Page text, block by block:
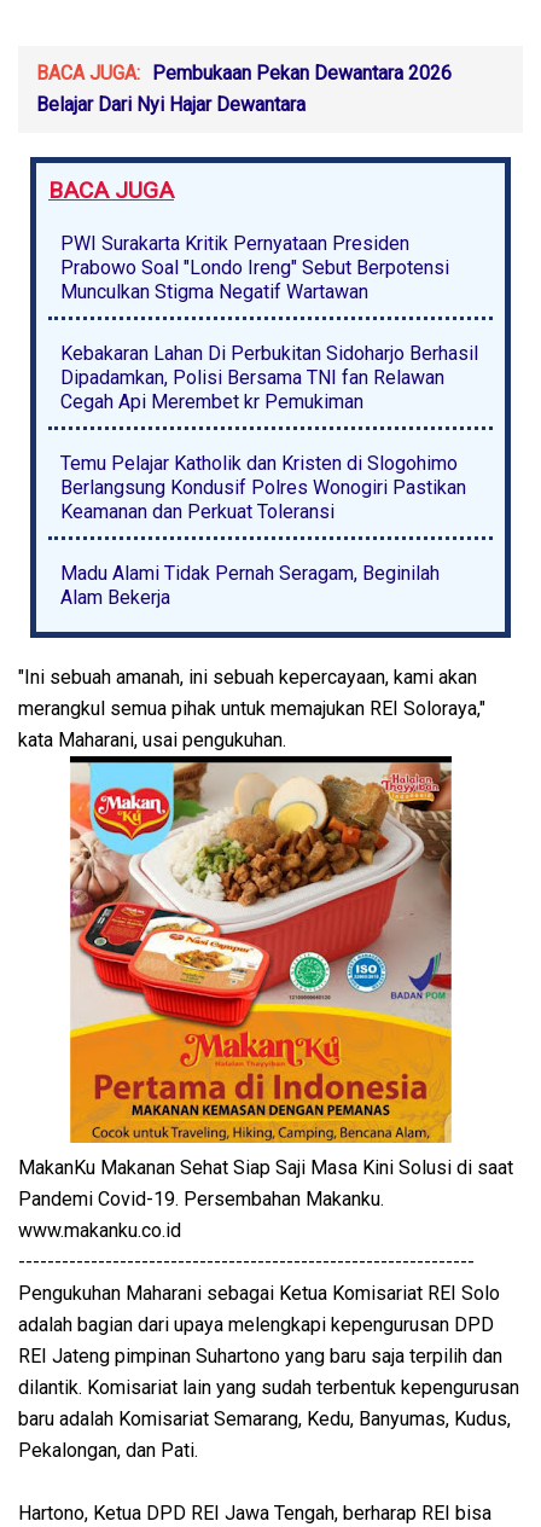
BACA JUGA:
Pembukaan Pekan Dewantara 2026
Belajar Dari Nyi Hajar Dewantara
BACA JUGA
PWI Surakarta Kritik Pernyataan Presiden
Prabowo Soal "Londo Ireng" Sebut Berpotensi
Munculkan Stigma Negatif Wartawan
Kebakaran Lahan Di Perbukitan Sidoharjo Berhasil
Dipadamkan, Polisi Bersama TNI fan Relawan
Cegah Api Merembet kr Pemukiman
Temu Pelajar Katholik dan Kristen di Slogohimo
Berlangsung Kondusif Polres Wonogiri Pastikan
Keamanan dan Perkuat Toleransi
Madu Alami Tidak Pernah Seragam, Beginilah
Alam Bekerja
"Ini sebuah amanah, ini sebuah kepercayaan, kami akan
merangkul semua pihak untuk memajukan REI Soloraya,"
kata Maharani, usai pengukuhan.
MakanKu Makanan Sehat Siap Saji Masa Kini Solusi di saat
Pandemi Covid-19. Persembahan Makanku.
www.makanku.co.id
---------------------------------------------------------------
Pengukuhan Maharani sebagai Ketua Komisariat REI Solo
adalah bagian dari upaya melengkapi kepengurusan DPD
REI Jateng pimpinan Suhartono yang baru saja terpilih dan
dilantik. Komisariat lain yang sudah terbentuk kepengurusan
baru adalah Komisariat Semarang, Kedu, Banyumas, Kudus,
Pekalongan, dan Pati.
Hartono, Ketua DPD REI Jawa Tengah, berharap REI bisa